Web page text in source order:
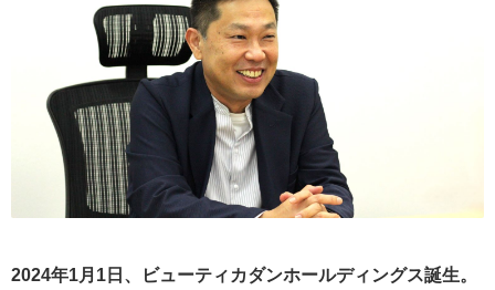
2024年1月1日、ビューティカダンホールディングス誕生。